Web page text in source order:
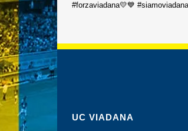
#forzaviadana💛💙 #siamoviadana
UC VIADANA